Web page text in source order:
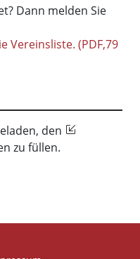
Dann melden Sie
Vereinsliste. (PDF,79
den
zu füllen.